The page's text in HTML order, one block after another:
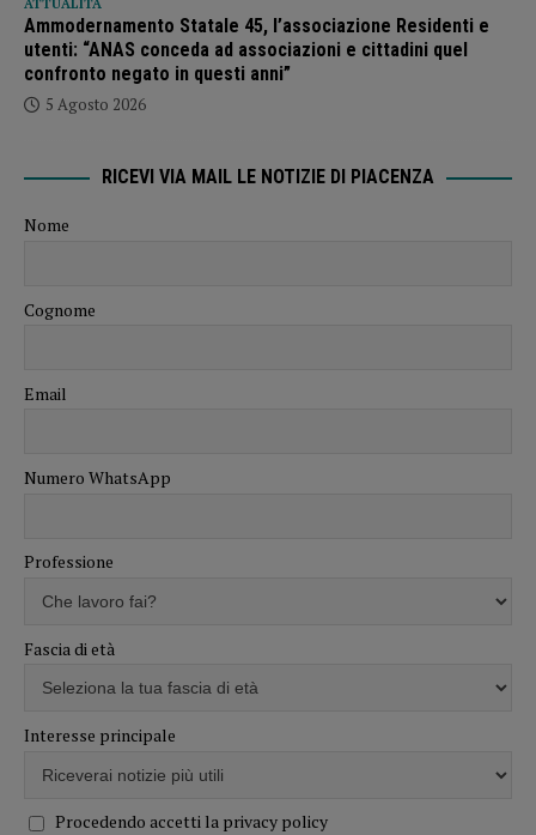
ATTUALITÀ
Ammodernamento Statale 45, l’associazione Residenti e
utenti: “ANAS conceda ad associazioni e cittadini quel
confronto negato in questi anni”
5 Agosto 2026
RICEVI VIA MAIL LE NOTIZIE DI PIACENZA
Nome
Cognome
Email
Numero WhatsApp
Professione
Fascia di età
Interesse principale
Procedendo accetti la privacy policy